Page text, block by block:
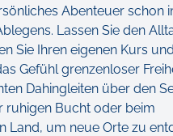
Abenteuer schon
Lassen Sie den
Sie Ihren eigenen Kurs und
Gefühl grenzenloser
Dahingleiten über den
ruhigen Bucht oder beim
Land, um neue Orte zu